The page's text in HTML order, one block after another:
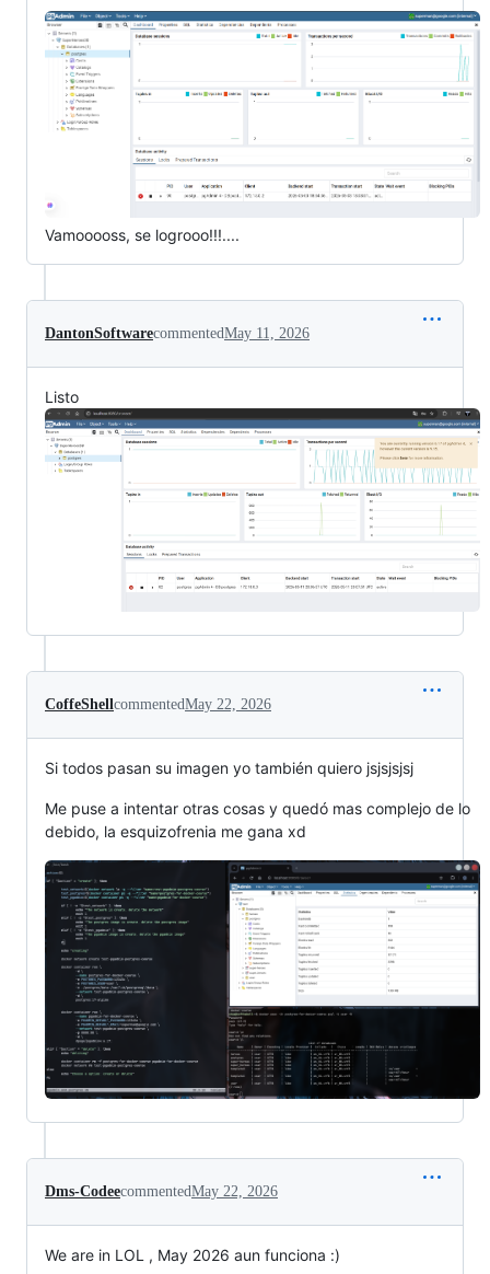
Vamooooss, se logrooo!!!....
DantonSoftwarecommentedMay 11, 2026
Listo
CoffeShell commentedMay 22, 2026
Si todos pasan su imagen yo también quiero jsjsjsjsj
Me puse a intentar otras cosas y quedó mas complejo de lo
debido, la esquizofrenia me gana xd
Dms-CodeecommentedMay 22, 2026
We are in LOL , May 2026 aun funciona :)